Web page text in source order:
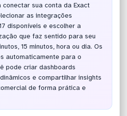
sua conta da Exact
as integrações
disponíveis e escolher a
que faz sentido para seu
15 minutos, hora ou dia. Os
automaticamente para o
pode criar dashboards
e compartilhar insights
de forma prática e